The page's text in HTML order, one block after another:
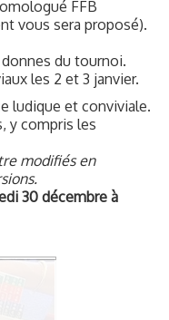
ludique et conviviale.
y compris les
modifiés en
30 décembre à
et tournois en